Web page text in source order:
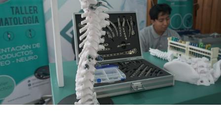
y Agropecuarias
MOVERU
Posgrados
Radio Universitaria
Salud
Sostenibilidad
Vinculación